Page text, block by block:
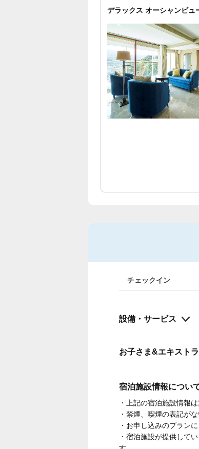
デラックス オーシャンビュ
チェックイン
設備・サービス
お子さま&エキスト
宿泊施設情報につい
・上記の宿泊施設情報
・禁煙、喫煙の表記が
・お申し込みのプラン
・宿泊施設が提供して